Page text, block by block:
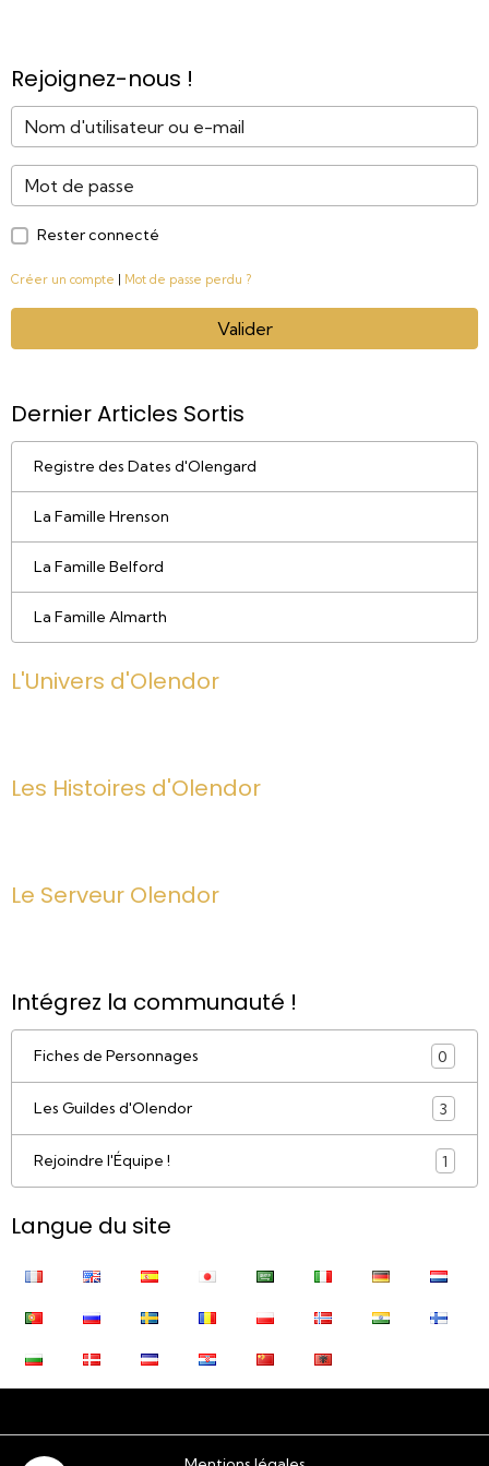
Rejoignez-nous !
Rester connecté
Créer un compte Mot de passe perdu ?
Valider
Dernier Articles Sortis
Registre des Dates d'Olengard
La Famille Hrenson
La Famille Belford
La Famille Almarth
L'Univers d'Olendor
Les Histoires d'Olendor
Le Serveur Olendor
Intégrez la communauté !
Fiches de Personnages 0
Les Guildes d'Olendor 3
Rejoindre l'Équipe ! 1
Langue du site